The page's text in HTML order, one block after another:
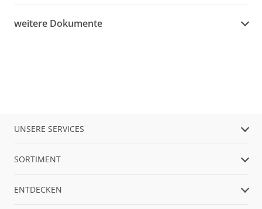
weitere Dokumente
UNSERE SERVICES
SORTIMENT
ENTDECKEN